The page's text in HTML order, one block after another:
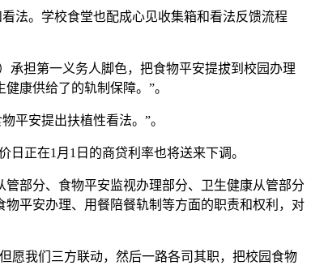
法。学校食堂也配成心见收集箱和看法反馈流程
担第一义务人脚色，把食物平安提拔到校园办理
康供给了的轨制保障。”。
安提出扶植性看法。”。
正在1月1日的商贷利率也将送来下调。
部分、食物平安监视办理部分、卫生健康从管部分
平安办理、用餐陪餐轨制等方面的职责和权利，对
我们三方联动，然后一路各司其职，把校园食物